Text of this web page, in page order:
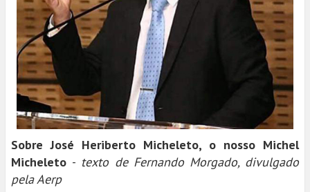
Sobre José Heriberto Micheleto, o nosso Michel
Micheleto - texto de Fernando Morgado, divulgado
pela Aerp